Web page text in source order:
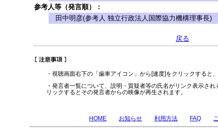
参考人等（発言順）：
田中明彦(参考人 独立行政法人国際協力機構理事長)
戻る
・視聴画面右下の「歯車アイコン」から[速度]をクリックすると
・発言者一覧について、説明・質疑者等の氏名がリンク表示さ
リックするとその発言者からの映像が再生されます。
HOME お知らせ 利用方法 FAQ